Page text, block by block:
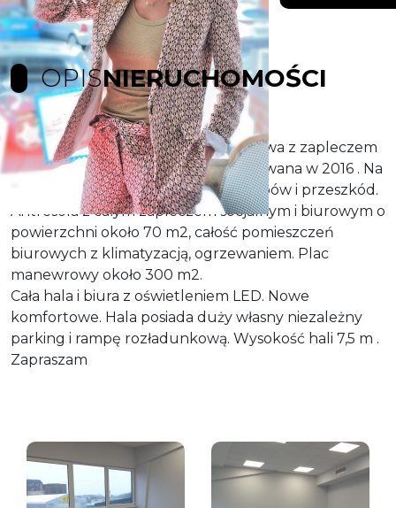
OPISNIERUCHOMOŚCI
Do wynajęcia Nowa Hala magazynowa z zapleczem
biurowym i socjalnym. Hala wybudowana w 2016 . Na
jednej powierzchni 700 m 2 bez słupów i przeszkód.
Antresola z całym zapleczem socjalnym i biurowym o
powierzchni około 70 m2, całość pomieszczeń
biurowych z klimatyzacją, ogrzewaniem. Plac
manewrowy około 300 m2.
Cała hala i biura z oświetleniem LED. Nowe
komfortowe. Hala posiada duży własny niezależny
parking i rampę rozładunkową. Wysokość hali 7,5 m .
Zapraszam